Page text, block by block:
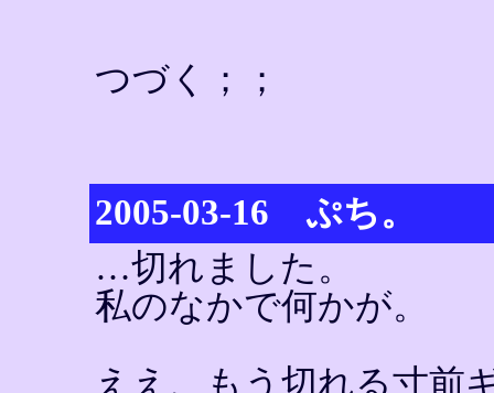
つづく；；
2005-03-16 ぷち。
…切れました。
私のなかで何かが。
ええ、もう切れる寸前